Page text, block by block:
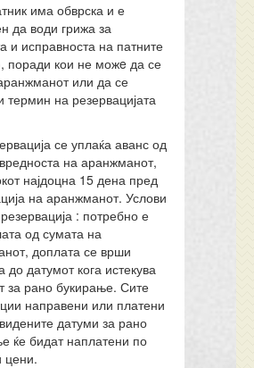
има обврска и е
да води грижа за
и исправноста на патните
поради кои не можe да се
или да се
термин на резервацијата
се уплаќа аванс од
на аранжманот,
најдоцна 15 дена пред
на аранжманот. Услови
: потребно е
од сумата на
доплата се врши
до датумот кога истекува
за рано букирање. Сите
направени или платени
датуми за рано
ќе бидат наплатени по
цени.